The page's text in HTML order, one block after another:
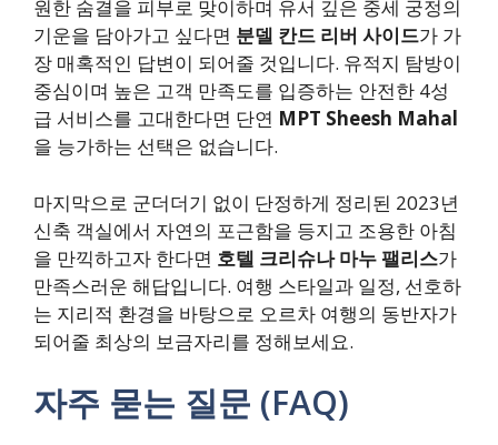
원한 숨결을 피부로 맞이하며 유서 깊은 중세 궁정의
기운을 담아가고 싶다면 분델 칸드 리버 사이드가 가
장 매혹적인 답변이 되어줄 것입니다. 유적지 탐방이
중심이며 높은 고객 만족도를 입증하는 안전한 4성
급 서비스를 고대한다면 단연 MPT Sheesh Mahal
을 능가하는 선택은 없습니다.
마지막으로 군더더기 없이 단정하게 정리된 2023년
신축 객실에서 자연의 포근함을 등지고 조용한 아침
을 만끽하고자 한다면 호텔 크리슈나 마누 팰리스가
만족스러운 해답입니다. 여행 스타일과 일정, 선호하
는 지리적 환경을 바탕으로 오르차 여행의 동반자가
되어줄 최상의 보금자리를 정해보세요.
자주 묻는 질문 (FAQ)